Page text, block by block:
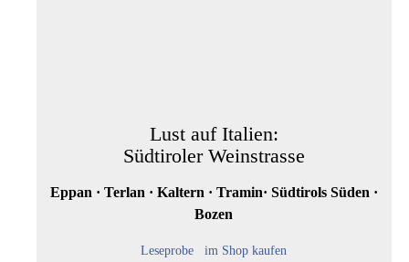
Lust auf Italien:
Südtiroler Weinstrasse
Eppan · Terlan · Kaltern · Tramin· Südtirols Süden ·
Bozen
Leseprobe im Shop kaufen